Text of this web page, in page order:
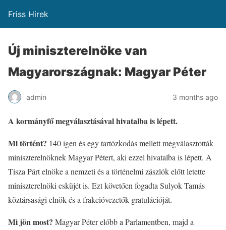
Friss Hirek
Új miniszterelnöke van
Magyarországnak: Magyar Péter
admin 3 months ago
A kormányfő megválasztásával hivatalba is lépett.
Mi történt? 140 igen és egy tartózkodás mellett megválasztották
miniszterelnöknek Magyar Pétert, aki ezzel hivatalba is lépett. A
Tisza Párt elnöke a nemzeti és a történelmi zászlók előtt letette
miniszterelnöki esküjét is. Ezt követően fogadta Sulyok Tamás
köztársasági elnök és a frakcióvezetők gratulációját.
Mi jön most? Magyar Péter előbb a Parlamentben, majd a